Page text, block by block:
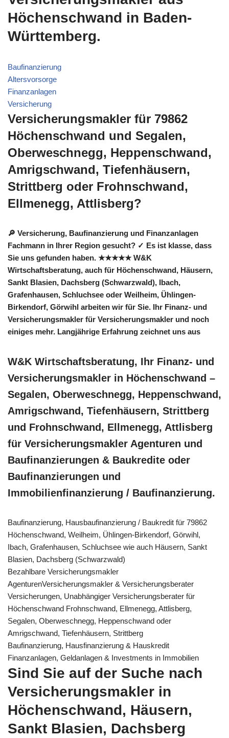
Höchenschwand in Baden-
Württemberg.
Baufinanzierung
Altersvorsorge
Finanzanlagen
Versicherung
Versicherungsmakler für 79862
Höchenschwand und Segalen,
Oberweschnegg, Heppenschwand,
Amrigschwand, Tiefenhäusern,
Strittberg oder Frohnschwand,
Ellmenegg, Attlisberg?
🔎 Versicherung, Baufinanzierung und Finanzanlagen
Fachmann in Ihrer Region gesucht? ✓ Es ist klasse, dass
Sie uns gefunden haben. ★★★★★ W&K
Wirtschaftsberatung, auch für Höchenschwand, Häusern,
Sankt Blasien, Dachsberg (Schwarzwald), Ibach,
Grafenhausen, Schluchsee oder Weilheim, Ühlingen-
Birkendorf, Görwihl arbeiten wir für Sie. Ihr Finanz- und
Versicherungsmakler für Versicherungsmakler und noch
einiges mehr. Langjährige Erfahrung zeichnet uns aus
W&K Wirtschaftsberatung, Ihr Finanz- und
Versicherungsmakler in Höchenschwand –
Segalen, Oberweschnegg, Heppenschwand,
Amrigschwand, Tiefenhäusern, Strittberg
und Frohnschwand, Ellmenegg, Attlisberg
für Versicherungsmakler Agenturen und
Baufinanzierungen & Baukredite oder
Baufinanzierungen und
Immobilienfinanzierung / Baufinanzierung.
Baufinanzierung, Hausbaufinanzierung / Baukredit für 79862
Höchenschwand, Weilheim, Ühlingen-Birkendorf, Görwihl,
Ibach, Grafenhausen, Schluchsee wie auch Häusern, Sankt
Blasien, Dachsberg (Schwarzwald)
Bezahlbare Versicherungsmakler
AgenturenVersicherungsmakler & Versicherungsberater
Versicherungen, Unabhängiger Versicherungsberater für
Höchenschwand Frohnschwand, Ellmenegg, Attlisberg,
Segalen, Oberweschnegg, Heppenschwand oder
Amrigschwand, Tiefenhäusern, Strittberg
Baufinanzierung, Hausfinanzierung & Hauskredit
Finanzanlagen, Geldanlagen & Investments in Immobilien
Sind Sie auf der Suche nach
Versicherungsmakler in
Höchenschwand, Häusern,
Sankt Blasien, Dachsberg